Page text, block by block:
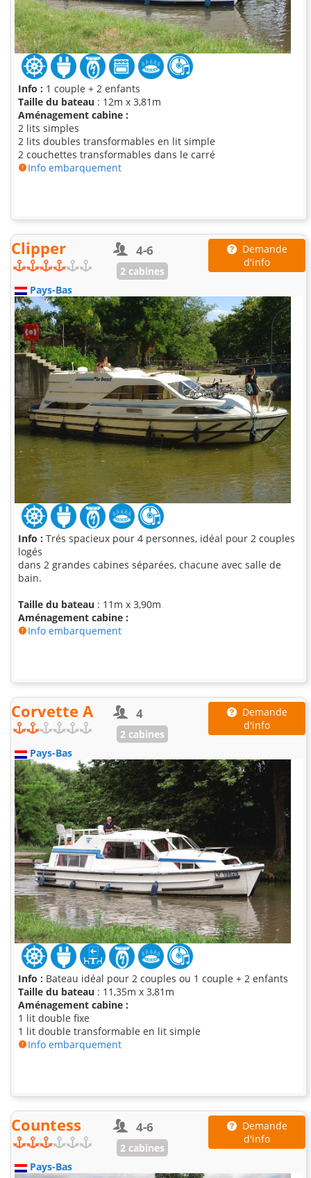
Info : 1 couple + 2 enfants
Taille du bateau : 12m x 3,81m
Aménagement cabine :
2 lits simples
2 lits doubles transformables en lit simple
2 couchettes transformables dans le carré
Info embarquement
Clipper 4-6
2 cabines
Demande
d'info
Pays-Bas
Info : Trés spacieux pour 4 personnes, idéal pour 2 couples
logés
dans 2 grandes cabines séparées, chacune avec salle de
bain.
Taille du bateau : 11m x 3,90m
Aménagement cabine :
Info embarquement
Corvette A 4
2 cabines
Demande
d'info
Pays-Bas
Info : Bateau idéal pour 2 couples ou 1 couple + 2 enfants
Taille du bateau : 11,35m x 3,81m
Aménagement cabine :
1 lit double fixe
1 lit double transformable en lit simple
Info embarquement
Countess 4-6
2 cabines
Demande
d'info
Pays-Bas